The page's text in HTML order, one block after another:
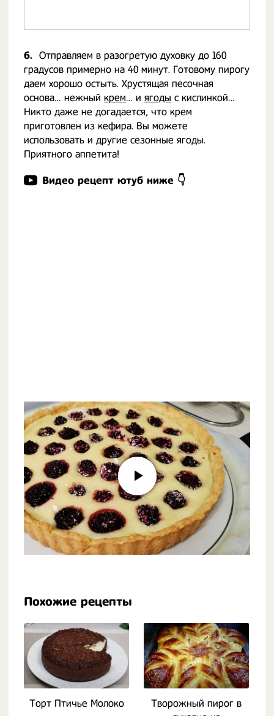
6. Отправляем в разогретую духовку до 160
градусов примерно на 40 минут. Готовому пирогу
даем хорошо остыть. Хрустящая песочная
основа… нежный крем… и ягоды с кислинкой…
Никто даже не догадается, что крем
приготовлен из кефира. Вы можете
использовать и другие сезонные ягоды.
Приятного аппетита!
Видео рецепт ютуб ниже 👇
Похожие рецепты
Торт Птичье Молоко
Творожный пирог в